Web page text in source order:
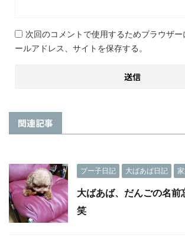
次回のコメントで使用するためブラウザ
ールアドレス、サイトを保存する。
関連記事
プー子日記 大ばあば日記
大ばあば、だんごの名前
笑